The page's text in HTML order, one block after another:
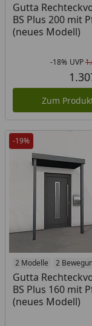
Gutta
BS Plus 200 mit
(neues Modell)
-18% UVP
Zum
-19%
2 Modelle 2
Gutta
BS Plus 160 mit
(neues Modell)